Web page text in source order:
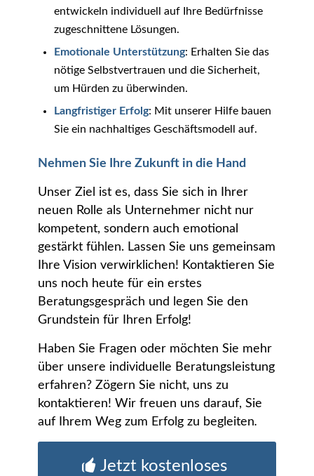
entwickeln individuell auf Ihre Bedürfnisse
zugeschnittene Lösungen.
Emotionale Unterstützung: Erhalten Sie das
nötige Selbstvertrauen und die Sicherheit,
um Hürden zu überwinden.
Langfristiger Erfolg: Mit unserer Hilfe bauen
Sie ein nachhaltiges Geschäftsmodell auf.
Nehmen Sie Ihre Zukunft in die Hand
Unser Ziel ist es, dass Sie sich in Ihrer
neuen Rolle als Unternehmer nicht nur
kompetent, sondern auch emotional
gestärkt fühlen. Lassen Sie uns gemeinsam
Ihre Vision verwirklichen! Kontaktieren Sie
uns noch heute für ein erstes
Beratungsgespräch und legen Sie den
Grundstein für Ihren Erfolg!
Haben Sie Fragen oder möchten Sie mehr
über unsere individuelle Beratungsleistung
erfahren? Zögern Sie nicht, uns zu
kontaktieren! Wir freuen uns darauf, Sie
auf Ihrem Weg zum Erfolg zu begleiten.
Jetzt kostenloses